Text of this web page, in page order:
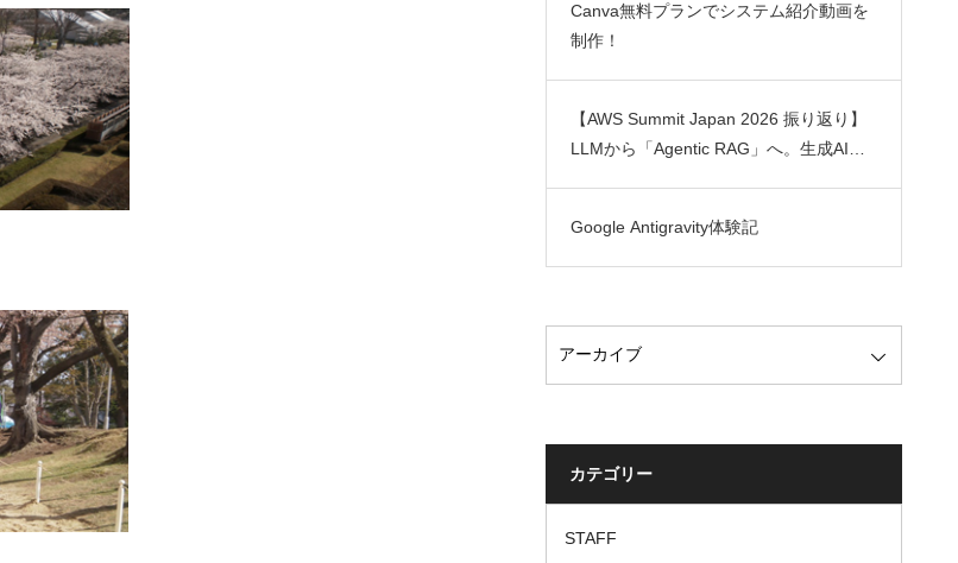
Canva無料プランでシステム紹介動画を
制作！
【AWS Summit Japan 2026 振り返り】
LLMから「Agentic RAG」へ。生成AIの
Google Antigravity体験記
カテゴリー
STAFF